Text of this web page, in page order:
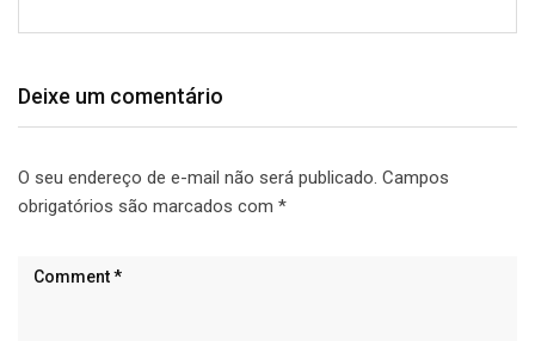
Deixe um comentário
O seu endereço de e-mail não será publicado. Campos
obrigatórios são marcados com *